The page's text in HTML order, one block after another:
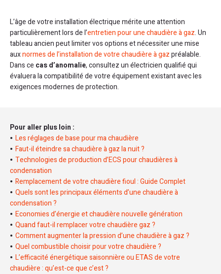
L’âge de votre installation électrique mérite une attention
particulièrement lors de l’entretien pour une chaudière à gaz. Un
tableau ancien peut limiter vos options et nécessiter une mise
auxnormes de l’installation de votre chaudière à gazpréalable.
Dans ce cas d’anomalie, consultez un électricien qualifié qui
évaluera la compatibilité de votre équipement existant avec les
exigences modernes de protection.
Pour aller plus loin :
Les réglages de base pour ma chaudière
Faut-il éteindre sa chaudière à gaz la nuit ?
Technologies de production d’ECS pour chaudières à
condensation
Remplacement de votre chaudière fioul : Guide Complet
Quels sont les principaux éléments d’une chaudière à
condensation ?
Economies d’énergie et chaudière nouvelle génération
Quand faut-il remplacer votre chaudière gaz ?
Comment augmenter la pression d’une chaudière à gaz ?
Quel combustible choisir pour votre chaudière ?
L’efficacité énergétique saisonnière ou ETAS de votre
chaudière : qu’est-ce que c’est ?